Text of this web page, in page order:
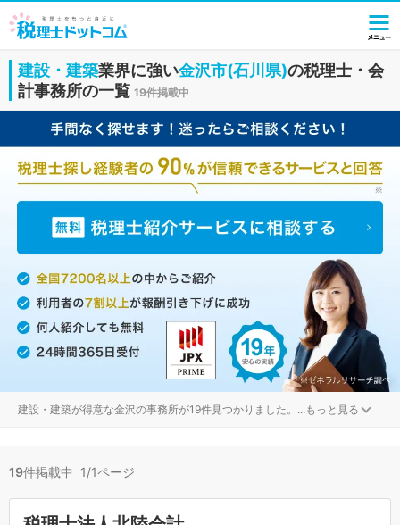
建設・建築業界に強い金沢市(石川県)の税理士・会
計事務所の一覧 19件掲載中
建設・建築が得意な金沢の事務所が19件見つかりました。 ...もっと見る
19件掲載中 1/1ページ